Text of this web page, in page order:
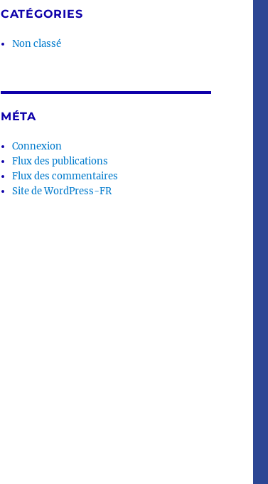
CATÉGORIES
Non classé
MÉTA
Connexion
Flux des publications
Flux des commentaires
Site de WordPress-FR